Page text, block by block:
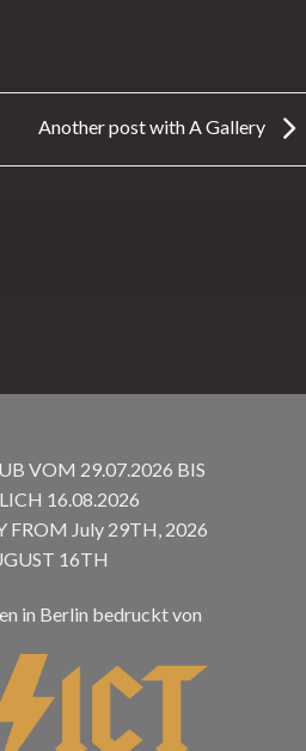
Another post with A Gallery
VOM 29.07.2026 BIS
16.08.2026
FROM July 29TH, 2026
16TH
in Berlin bedruckt von